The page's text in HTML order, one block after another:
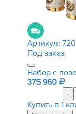
Артикул:
Под заказ
Набор с
375 960
-
Купить в 1